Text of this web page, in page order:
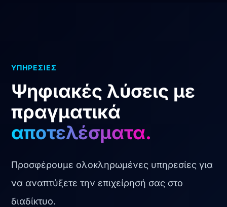
ΥΠΗΡΕΣΙΕΣ
Ψηφιακές λύσεις με
πραγματικά
αποτελέσματα.
Προσφέρουμε ολοκληρωμένες υπηρεσίες για
να αναπτύξετε την επιχείρησή σας στο
διαδίκτυο.